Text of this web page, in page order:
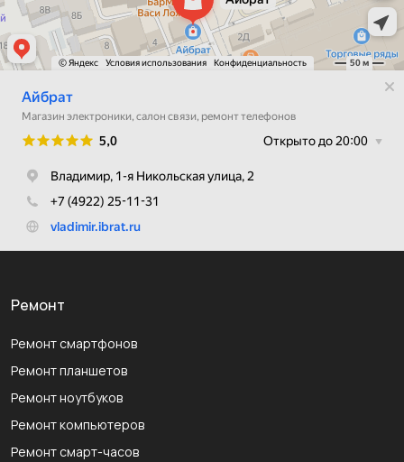
Ремонт
Ремонт смартфонов
Ремонт планшетов
Ремонт ноутбуков
Ремонт компьютеров
Ремонт смарт-часов